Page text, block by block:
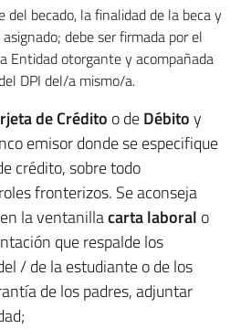
del becado, la finalidad de la beca y
debe ser firmada por el
Entidad otorgante y acompañada
DPI del/a mismo/a.
de Crédito o deDébitoy
emisor donde se especifique
crédito, sobre todo
fronterizos. Se aconseja
la ventanillacarta laboral o
que respalde los
/ de la estudiante o de los
de los padres, adjuntar